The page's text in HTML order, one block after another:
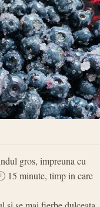
gros, impreuna cu
15 minute, timp in care